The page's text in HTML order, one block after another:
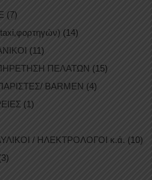
(7)
(14)
(11)
ΠΕΛΑΤΩΝ (15)
BARMEN (4)
(1)
/ ΗΛΕΚΤΡΟΛΟΓΟΙ κ.ά. (10)